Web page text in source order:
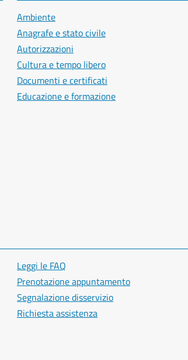
Ambiente
Anagrafe e stato civile
Autorizzazioni
Cultura e tempo libero
Documenti e certificati
Educazione e formazione
Leggi le FAQ
Prenotazione appuntamento
Segnalazione disservizio
Richiesta assistenza